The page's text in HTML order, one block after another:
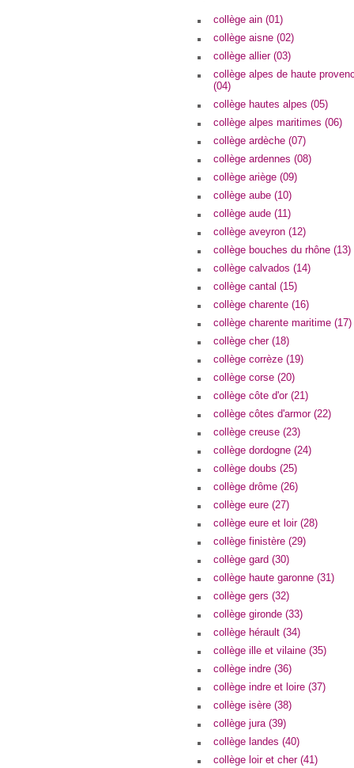
collège ain (01)
collège aisne (02)
collège allier (03)
collège alpes de haute
(04)
collège hautes alpes (05)
collège alpes maritimes (06)
collège ardèche (07)
collège ardennes (08)
collège ariège (09)
collège aube (10)
collège aude (11)
collège aveyron (12)
collège bouches du rhône (13)
collège calvados (14)
collège cantal (15)
collège charente (16)
collège charente maritime (17)
collège cher (18)
collège corrèze (19)
collège corse (20)
collège côte d'or (21)
collège côtes d'armor (22)
collège creuse (23)
collège dordogne (24)
collège doubs (25)
collège drôme (26)
collège eure (27)
collège eure et loir (28)
collège finistère (29)
collège gard (30)
collège haute garonne (31)
collège gers (32)
collège gironde (33)
collège hérault (34)
collège ille et vilaine (35)
collège indre (36)
collège indre et loire (37)
collège isère (38)
collège jura (39)
collège landes (40)
collège loir et cher (41)